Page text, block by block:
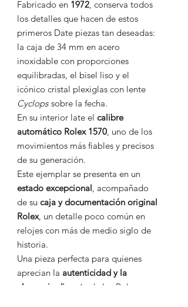
Fabricado en 1972, conserva todos
los detalles que hacen de estos
primeros Date piezas tan deseadas:
la caja de 34 mm en acero
inoxidable con proporciones
equilibradas, el bisel liso y el
icónico cristal plexiglas con lente
Cyclops sobre la fecha.
En su interior late el calibre
automático Rolex 1570, uno de los
movimientos más fiables y precisos
de su generación.
Este ejemplar se presenta en un
estado excepcional, acompañado
de su caja y documentación original
Rolex, un detalle poco común en
relojes con más de medio siglo de
historia.
Una pieza perfecta para quienes
aprecian la autenticidad y la
elegancia discreta
de los Rolex